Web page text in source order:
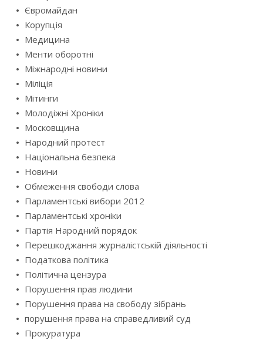
Євромайдан
Корупція
Медицина
Менти оборотні
Міжнародні новини
Міліція
Мітинги
Молодіжні Хроніки
Московщина
Народний протест
Національна безпека
Новини
Обмеження свободи слова
Парламентські вибори 2012
Парламентські хроніки
Партія Народний порядок
Перешкоджання журналістській діяльності
Податкова політика
Політична цензура
Порушення прав людини
Порушення права на свободу зібрань
порушення права на справедливий суд
Прокуратура